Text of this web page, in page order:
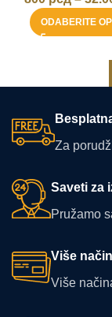
ODABERITE
Za
Saveti za
Pružamo
Više
Više